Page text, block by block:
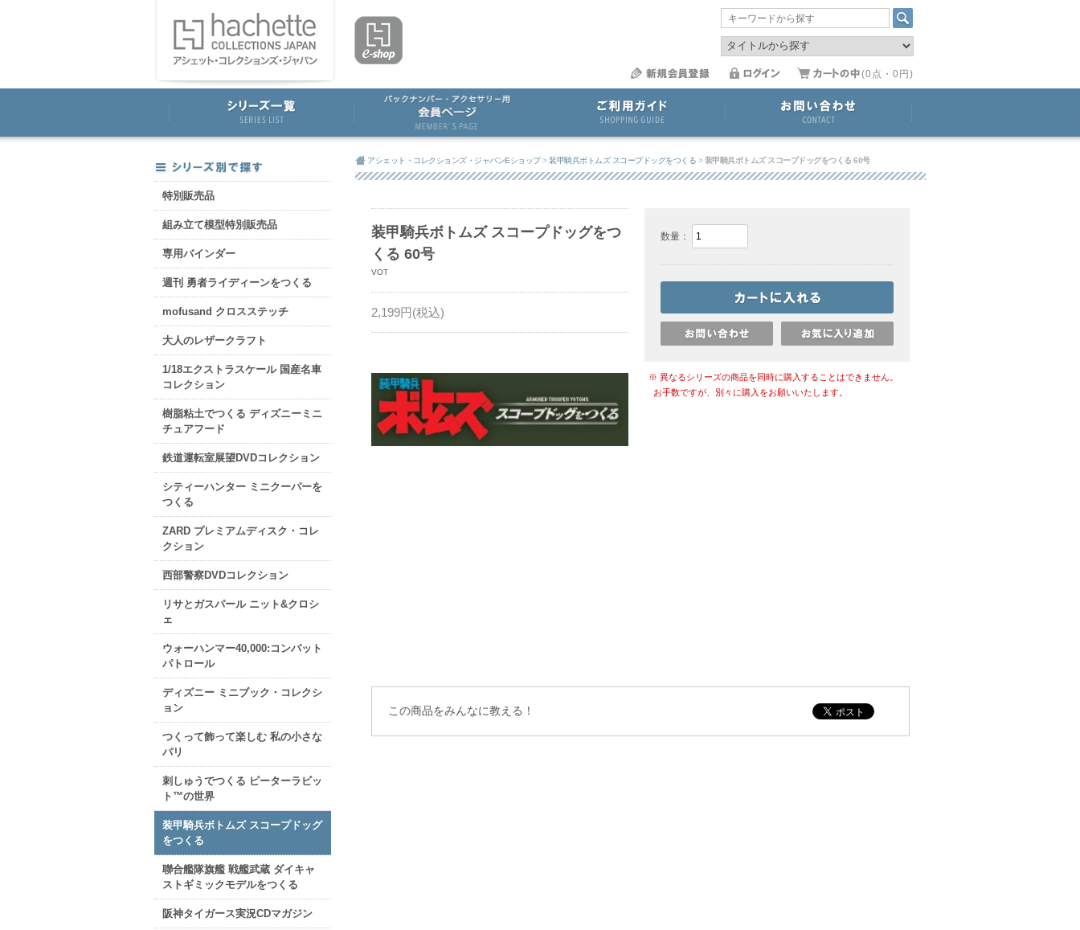
(0点・0円)
特別販売品
組み立て模型特別販売品
専用バインダー
週刊 勇者ライディーンをつくる
mofusand クロスステッチ
大人のレザークラフト
1/18エクストラスケール 国産名車
コレクション
樹脂粘土でつくる ディズニーミニ
チュアフード
鉄道運転室展望DVDコレクション
シティーハンター ミニクーパーを
つくる
ZARD プレミアムディスク・コレ
クション
西部警察DVDコレクション
リサとガスパール ニット&クロシ
ェ
ウォーハンマー40,000:コンバット
パトロール
ディズニー ミニブック・コレクシ
ョン
つくって飾って楽しむ 私の小さな
パリ
刺しゅうでつくる ピーターラビッ
ト™の世界
装甲騎兵ボトムズ スコープドッグ
をつくる
聯合艦隊旗艦 戦艦武蔵 ダイキャ
ストギミックモデルをつくる
阪神タイガース実況CDマガジン
アシェット・コレクションズ・ジャパンEショップ>装甲騎兵ボトムズ スコープドッグをつくる >装甲騎兵ボトムズ スコープドッグをつくる 60号
装甲騎兵ボトムズ スコープドッグをつ
くる 60号
VOT
2,199円(税込)
数量：
※ 異なるシリーズの商品を同時に購入することはできません。
お手数ですが、別々に購入をお願いいたします。
この商品をみんなに教える！